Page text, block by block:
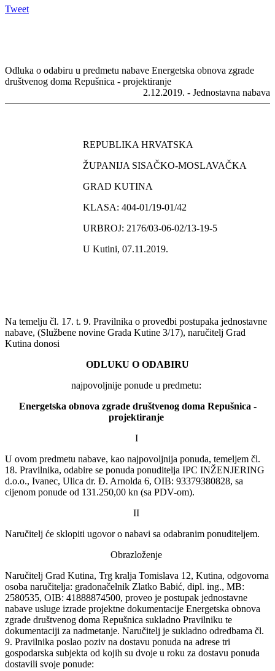
Tweet
Odluka o odabiru u predmetu nabave Energetska obnova zgrade
društvenog doma Repušnica - projektiranje
2.12.2019. - Jednostavna nabava
REPUBLIKA HRVATSKA
ŽUPANIJA SISAČKO-MOSLAVAČKA
GRAD KUTINA
KLASA: 404-01/19-01/42
URBROJ: 2176/03-06-02/13-19-5
U Kutini, 07.11.2019.
Na temelju čl. 17. t. 9. Pravilnika o provedbi postupaka jednostavne
nabave, (Službene novine Grada Kutine 3/17), naručitelj Grad
Kutina donosi
ODLUKU O ODABIRU
najpovoljnije ponude u predmetu:
Energetska obnova zgrade društvenog doma Repušnica -
projektiranje
I
U ovom predmetu nabave, kao najpovoljnija ponuda, temeljem čl.
18. Pravilnika, odabire se ponuda ponuditelja IPC INŽENJERING
d.o.o., Ivanec, Ulica dr. Đ. Arnolda 6, OIB: 93379380828, sa
cijenom ponude od 131.250,00 kn (sa PDV-om).
II
Naručitelj će sklopiti ugovor o nabavi sa odabranim ponuditeljem.
Obrazloženje
Naručitelj Grad Kutina, Trg kralja Tomislava 12, Kutina, odgovorna
osoba naručitelja: gradonačelnik Zlatko Babić, dipl. ing., MB:
2580535, OIB: 41888874500, proveo je postupak jednostavne
nabave usluge izrade projektne dokumentacije Energetska obnova
zgrade društvenog doma Repušnica sukladno Pravilniku te
dokumentaciji za nadmetanje. Naručitelj je sukladno odredbama čl.
9. Pravilnika poslao poziv na dostavu ponuda na adrese tri
gospodarska subjekta od kojih su dvoje u roku za dostavu ponuda
dostavili svoje ponude: